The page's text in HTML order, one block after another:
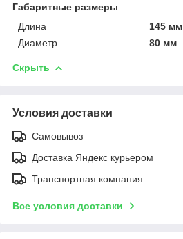
Габаритные размеры
Длина
145 мм
Диаметр
80 мм
Скрыть
Условия доставки
Самовывоз
Доставка Яндекс курьером
Транспортная компания
Все условия доставки